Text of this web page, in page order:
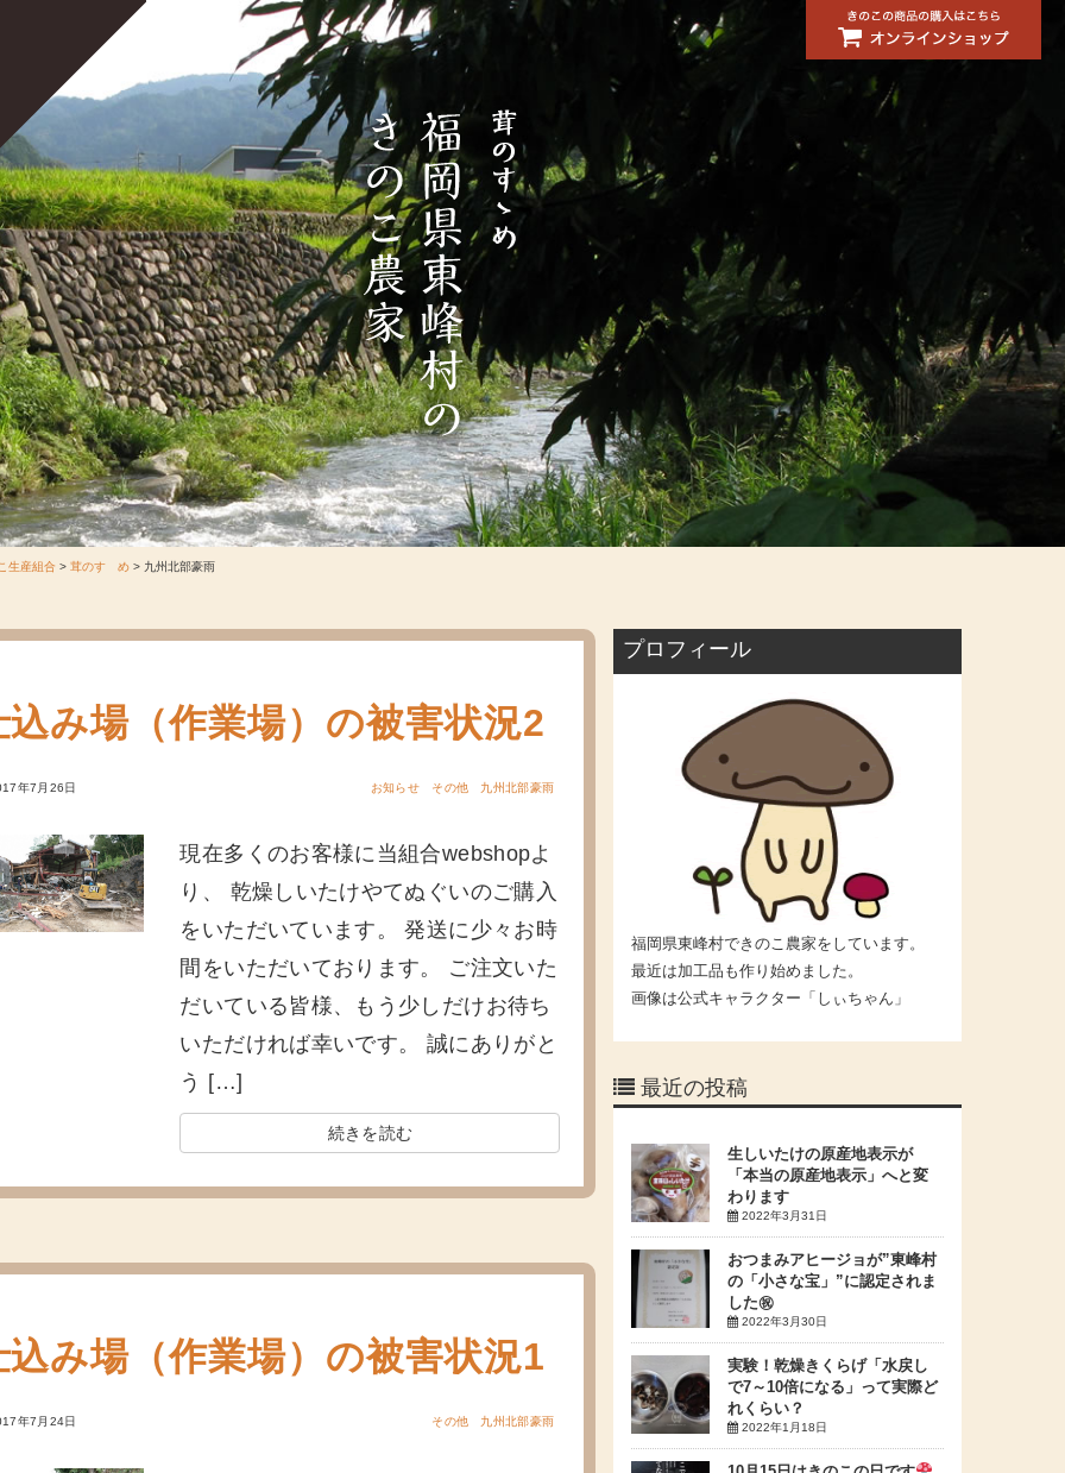
宝珠山きのこ生産組合
生産組合> 茸のすゝめ> 九州北部豪雨
込み場（作業場）の被害状況2
年7月26日 お知らせ その他 九州北部豪雨
現在多くのお客様に当組合webshopよ
り、 乾燥しいたけやてぬぐいのご購入
をいただいています。 発送に少々お時
間をいただいております。 ご注文いた
だいている皆様、もう少しだけお待ち
いただければ幸いです。 誠にありがと
う […]
続きを読む
込み場（作業場）の被害状況1
年7月24日 その他 九州北部豪雨
プロフィール
福岡県東峰村できのこ農家をしています。
最近は加工品も作り始めました。
画像は公式キャラクター「しぃちゃん」
最近の投稿
生しいたけの原産地表示が
「本当の原産地表示」へと変
わります
2022年3月31日
おつまみアヒージョが”東峰村
の「小さな宝」”に認定されま
した㊗
2022年3月30日
実験！乾燥きくらげ「水戻し
で7～10倍になる」って実際ど
れくらい？
2022年1月18日